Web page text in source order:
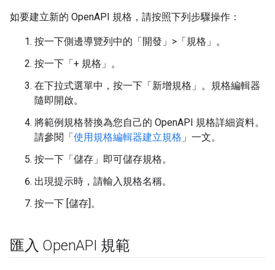
如要建立新的 OpenAPI 規格，請按照下列步驟操作：
按一下側邊導覽列中的「開發」>「規格」 。
按一下「+ 規格」 。
在下拉式選單中，按一下「新增規格」 。規格編輯器
隨即開啟。
將範例規格替換為您自己的 OpenAPI 規格詳細資料。
請參閱「 使用規格編輯器建立規格 」一文。
按一下「儲存」 即可儲存規格。
出現提示時，請輸入規格名稱。
按一下 [儲存] 。
匯入 OpenAPI 規範